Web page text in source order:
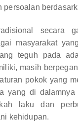
persoalan
secara
masyarakat
teguh pada
masih
pokok yang
yang di dalamnya
laku dan
kehidupan.